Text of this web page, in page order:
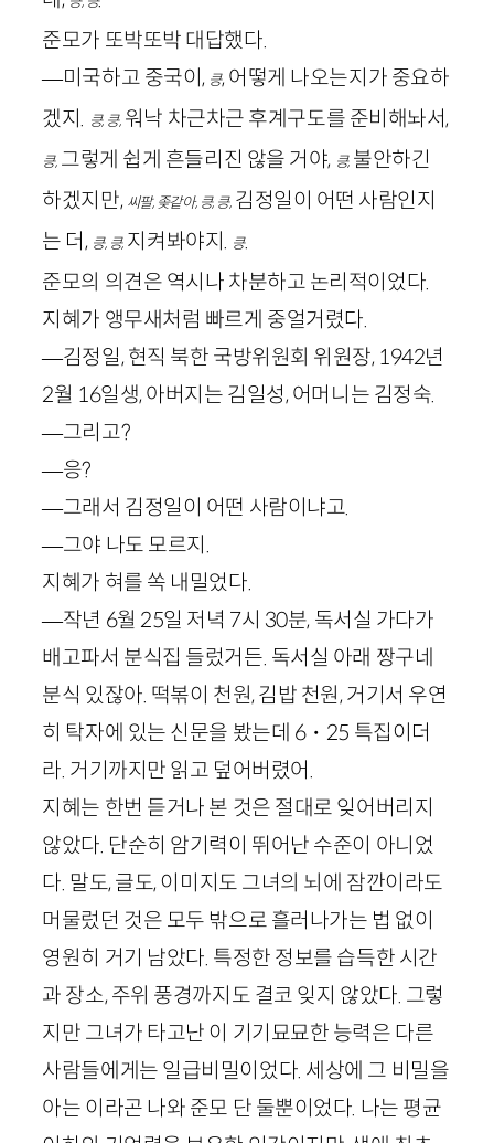
준모가 또박또박 대답했다.
—미국하고 중국이, 킁,어떻게 나오는지가 중요하
겠지. 킁, 킁,워낙 차근차근 후계구도를 준비해놔서,
킁,그렇게 쉽게 흔들리진 않을 거야, 킁,불안하긴
하겠지만, 씨팔, 좆같아, 킁, 킁,김정일이 어떤 사람인지
는 더, 킁, 킁,지켜봐야지. 킁.
준모의 의견은 역시나 차분하고 논리적이었다.
지혜가 앵무새처럼 빠르게 중얼거렸다.
—김정일, 현직 북한 국방위원회 위원장, 1942년
2월 16일생, 아버지는 김일성, 어머니는 김정숙.
—그리고?
—응?
—그래서 김정일이 어떤 사람이냐고.
—그야 나도 모르지.
지혜가 혀를 쏙 내밀었다.
—작년 6월 25일 저녁 7시 30분, 독서실 가다가
배고파서 분식집 들렀거든. 독서실 아래 짱구네
분식 있잖아. 떡볶이 천원, 김밥 천원, 거기서 우연
히 탁자에 있는 신문을 봤는데 6・ 25 특집이더
라. 거기까지만 읽고 덮어버렸어.
지혜는 한번 듣거나 본 것은 절대로 잊어버리지
않았다. 단순히 암기력이 뛰어난 수준이 아니었
다. 말도, 글도, 이미지도 그녀의 뇌에 잠깐이라도
머물렀던 것은 모두 밖으로 흘러나가는 법 없이
영원히 거기 남았다. 특정한 정보를 습득한 시간
과 장소, 주위 풍경까지도 결코 잊지 않았다. 그렇
지만 그녀가 타고난 이 기기묘묘한 능력은 다른
사람들에게는 일급비밀이었다. 세상에 그 비밀을
아는 이라곤 나와 준모 단 둘뿐이었다. 나는 평균